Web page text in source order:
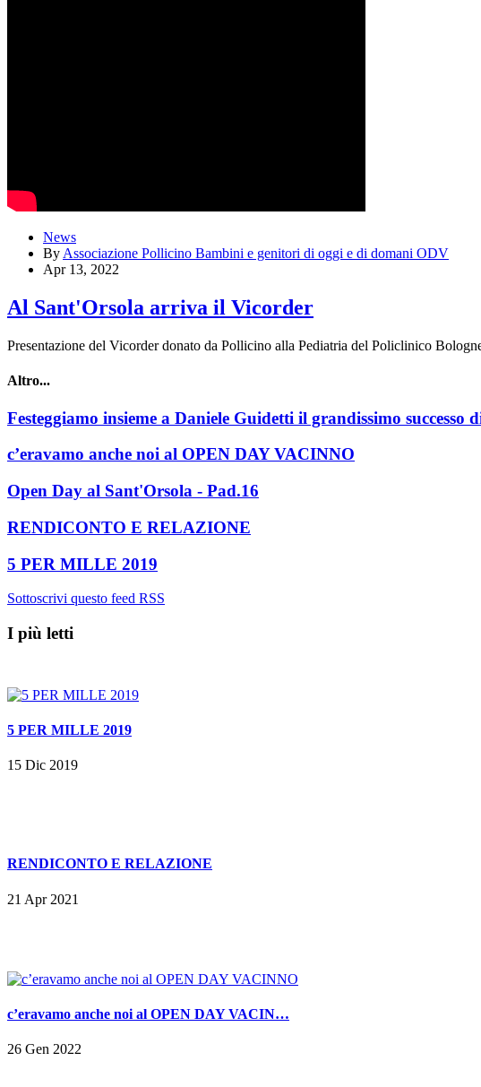
News
By Associazione Pollicino Bambini e genitori di oggi e di domani ODV
Apr 13, 2022
Al Sant'Orsola arriva il Vicorder
Presentazione del Vicorder donato da Pollicino alla Pediatria del Policlinico
Altro...
Festeggiamo insieme a Daniele Guidetti il grandissimo successo
c’eravamo anche noi al OPEN DAY VACINNO
Open Day al Sant'Orsola - Pad.16
RENDICONTO E RELAZIONE
5 PER MILLE 2019
Sottoscrivi questo feed RSS
I più letti
5 PER MILLE 2019
15 Dic 2019
RENDICONTO E RELAZIONE
21 Apr 2021
c’eravamo anche noi al OPEN DAY VACIN…
26 Gen 2022